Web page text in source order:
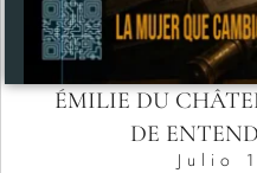
ÉMILIE DU
DE
Julio